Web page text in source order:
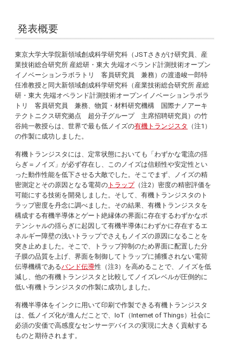
発表概要
東京大学大学院新領域創成科学研究科（JSTさきがけ研究員、産
業技術総合研究所 産総研・東大 先端オペランド計測技術オープン
イノベーションラボラトリ 客員研究員 兼務）の渡邉峻一郎特
任准教授と同大新領域創成科学研究科（産業技術総合研究所 産総
研・東大 先端オペランド計測技術オープンイノベーションラボラ
トリ 客員研究員 兼務、物質・材料研究機構 国際ナノアーキ
テクトニクス研究拠点 超分子グループ 主席招聘研究員）の竹
谷純一教授らは、世界で最も低ノイズの有機トランジスタ
（注1）
の作製に成功しました。
有機トランジスタには、定常状態においても「わずかな電流の揺
らぎ＝ノイズ」が必ず存在し、このノイズは信頼性や安定性とい
った動作性能を低下させる大敵でした。そこでまず、ノイズの精
密測定とその原因となる電荷の トラップ（注2）密度の精密評価を
可能にする技術を開発しました。そして、有機トランジスタのト
ラップ密度を丹念に調べました。その結果、有機トランジスタを
構成する有機半導体とゲート絶縁体の界面に存在するわずかなポ
テンシャルの揺らぎに起因して有機半導体にわずかに存在するエ
ネルギー障壁の浅いトラップでさえもノイズの原因になることを
突き止めました。そこで、トラップ抑制のため界面に配置した分
子膜の品質を上げ、界面を制御してトラップに捕獲されない電荷
伝導機構であるバンド伝導性（注3）を高めることで、ノイズを低
減し、他の有機トランジスタと比較してノイズレベルが圧倒的に
低い有機トランジスタの作製に成功しました。
有機半導体をインクに用いて印刷で作製できる有機トランジスタ
は、低ノイズ化が進んだことで、IoT（Internet of Things）社会に
必須の安価で高感度なセンサーデバイスの実現に大きく貢献する
ものと期待されます。